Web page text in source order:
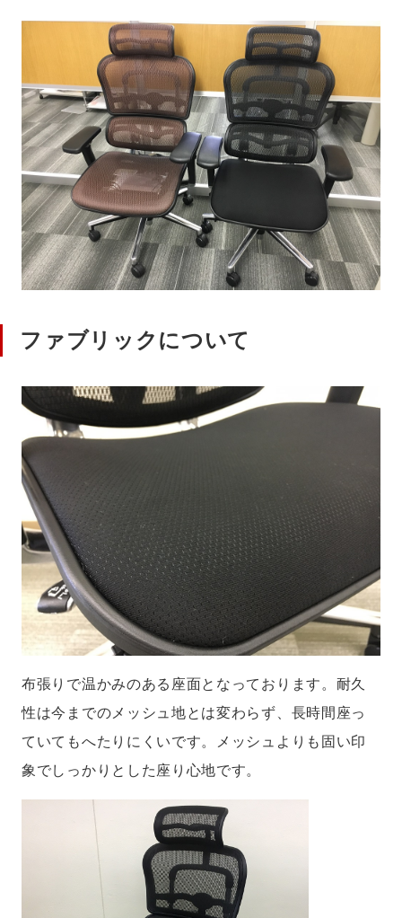
ファブリックについて
布張りで温かみのある座面となっております。耐久
性は今までのメッシュ地とは変わらず、長時間座っ
ていてもへたりにくいです。メッシュよりも固い印
象でしっかりとした座り心地です。